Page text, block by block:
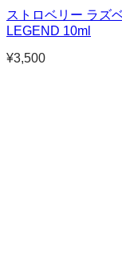
ストロベリー ラズ
LEGEND 10ml
¥3,500